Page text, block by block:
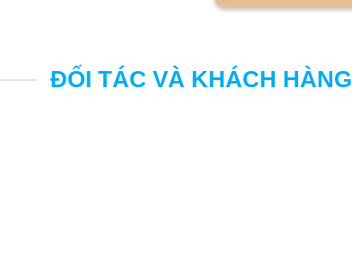
ĐỐI TÁC VÀ KHÁCH HÀNG